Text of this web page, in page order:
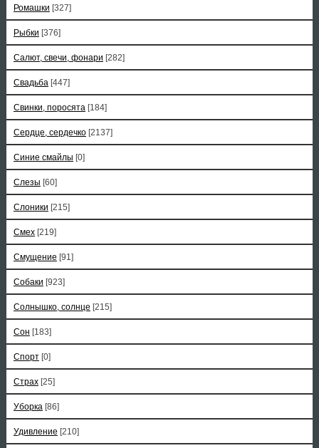
Ромашки [327]
Рыбки [376]
Салют, свечи, фонари [282]
Свадьба [447]
Свинки, поросята [184]
Сердце, сердечко [2137]
Синие смайлы [0]
Слезы [60]
Слоники [215]
Смех [219]
Смущение [91]
Собаки [923]
Солнышко, солнце [215]
Сон [183]
Спорт [0]
Страх [25]
Уборка [86]
Удивление [210]